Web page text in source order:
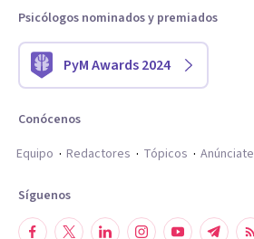
Psicólogos nominados y premiados
PyM Awards 2024
Conócenos
Equipo
Redactores Tópicos Anúnciate
Síguenos